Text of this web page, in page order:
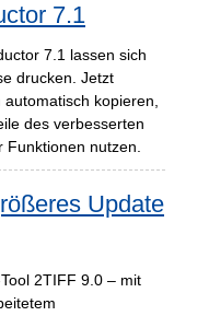
7.1
7.1 lassen sich
drucken. Jetzt
kopieren,
des verbesserten
nutzen.
Update
2TIFF 9.0 – mit